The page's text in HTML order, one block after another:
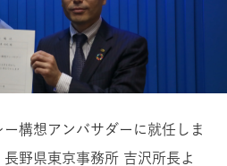
構想アンバサダーに就任しま
野県東京事務所 吉沢所長よ